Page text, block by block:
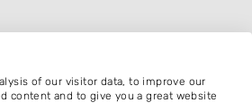
of our visitor data, to improve our
content and to give you a great website